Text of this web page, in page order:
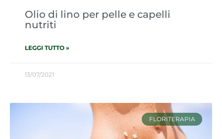
Olio di lino per pelle e capelli
nutriti
LEGGI TUTTO »
13/07/2021
FLORITERAPIA